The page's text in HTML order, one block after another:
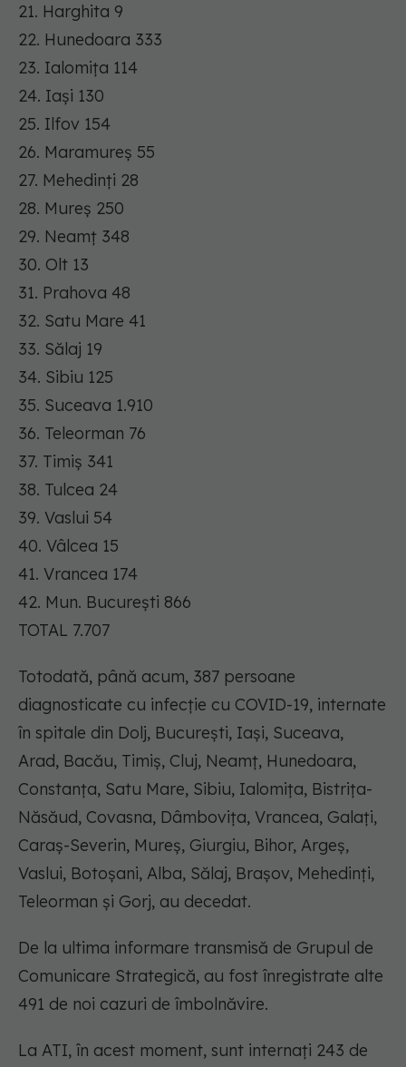
21. Harghita 9
22. Hunedoara 333
23. Ialomița 114
24. Iași 130
25. Ilfov 154
26. Maramureș 55
27. Mehedinți 28
28. Mureș 250
29. Neamț 348
30. Olt 13
31. Prahova 48
32. Satu Mare 41
33. Sălaj 19
34. Sibiu 125
35. Suceava 1.910
36. Teleorman 76
37. Timiș 341
38. Tulcea 24
39. Vaslui 54
40. Vâlcea 15
41. Vrancea 174
42. Mun. București 866
TOTAL 7.707
Totodată, până acum, 387 persoane
diagnosticate cu infecție cu COVID-19, internate
în spitale din Dolj, București, Iași, Suceava,
Arad, Bacău, Timiș, Cluj, Neamț, Hunedoara,
Constanța, Satu Mare, Sibiu, Ialomița, Bistrița-
Năsăud, Covasna, Dâmbovița, Vrancea, Galați,
Caraș-Severin, Mureș, Giurgiu, Bihor, Argeș,
Vaslui, Botoșani, Alba, Sălaj, Brașov, Mehedinți,
Teleorman și Gorj, au decedat.
De la ultima informare transmisă de Grupul de
Comunicare Strategică, au fost înregistrate alte
491 de noi cazuri de îmbolnăvire.
La ATI, în acest moment, sunt internați 243 de